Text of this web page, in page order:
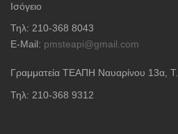
Ισόγειο
Τηλ: 210-368 8043
E-Mail: pmsteapi@gmail.com
Γραμματεία ΤΕΑΠΗ Ναυαρίνου 13α,
Τηλ: 210-368 9312